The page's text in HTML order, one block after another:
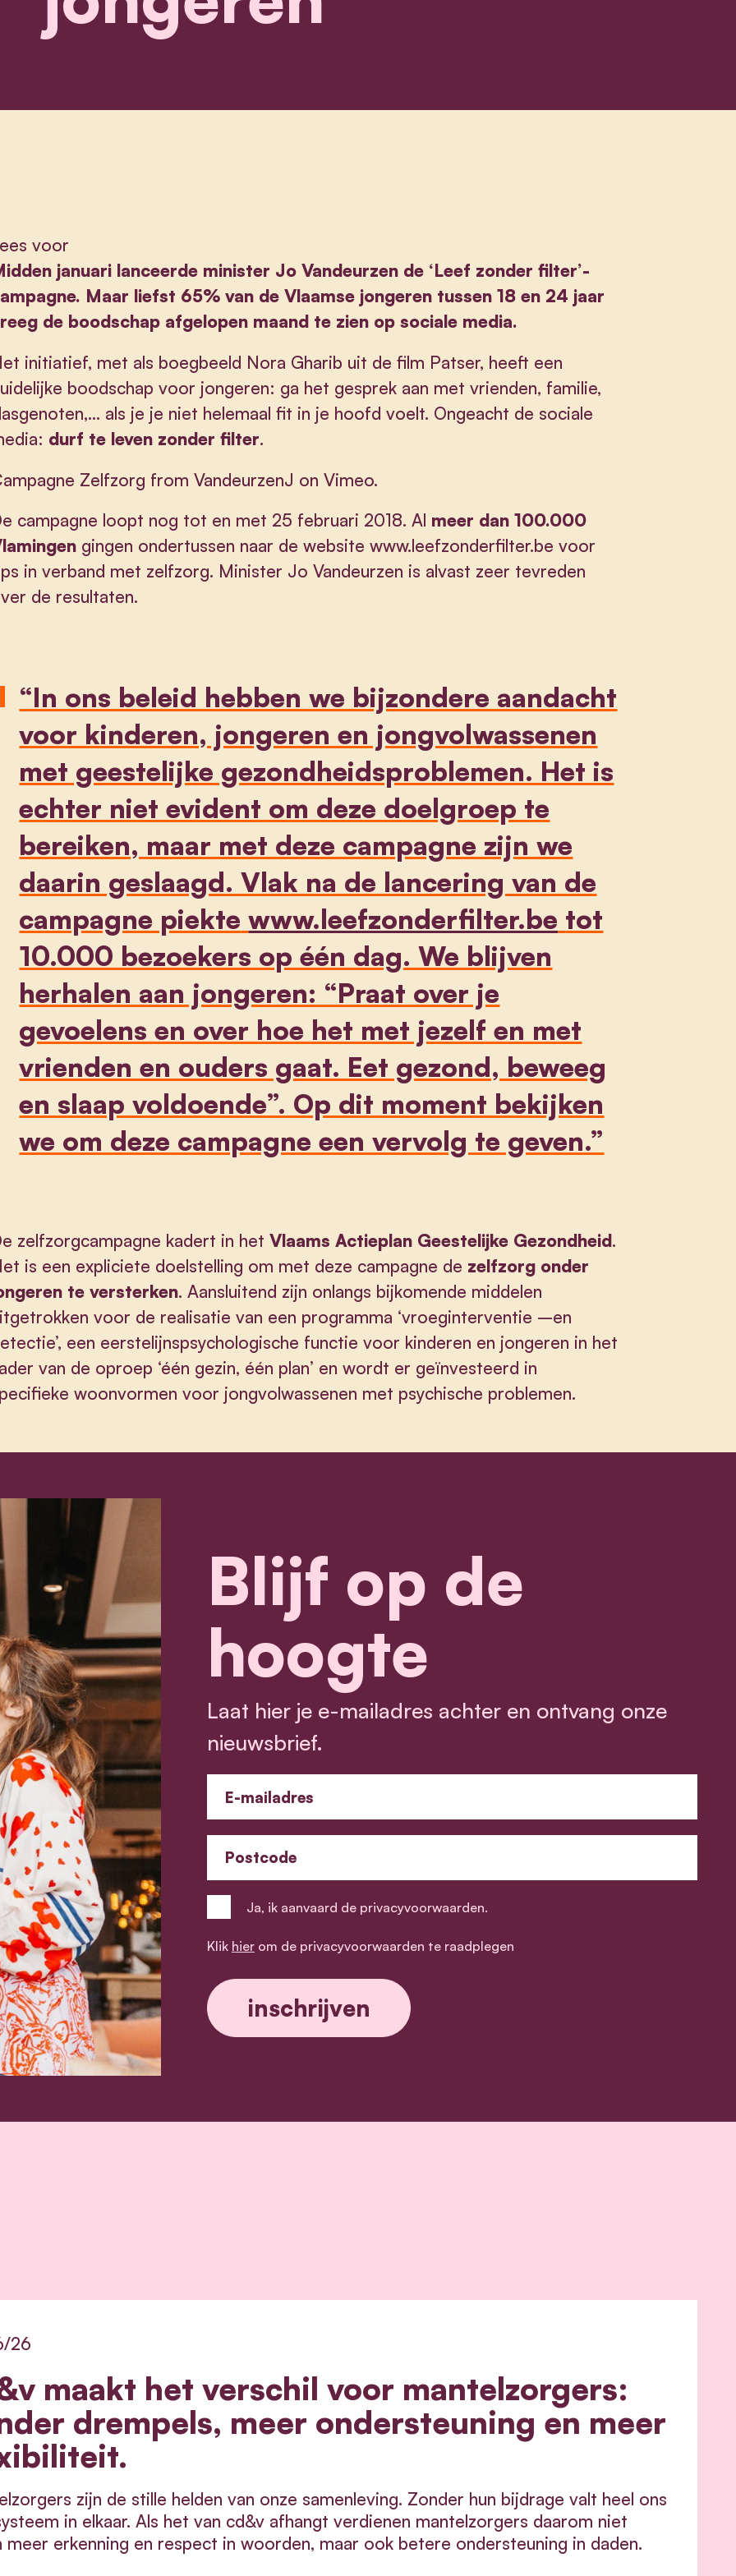
voor
januari lanceerde minister Jo Vandeurzen de ‘Leef zonder filter’-
Maar liefst 65% van de Vlaamse jongeren tussen 18 en 24 jaar
de boodschap afgelopen maand te zien op sociale media.
initiatief, met als boegbeeld Nora Gharib uit de film Patser, heeft een
boodschap voor jongeren: ga het gesprek aan met vrienden, familie,
als je je niet helemaal fit in je hoofd voelt. Ongeacht de sociale
durf te leven zonder filter.
Zelfzorg from VandeurzenJ on Vimeo.
campagne loopt nog tot en met 25 februari 2018. Al meer dan 100.000
gingen ondertussen naar de website www.leefzonderfilter.be voor
in verband met zelfzorg. Minister Jo Vandeurzen is alvast zeer tevreden
de resultaten.
“In ons beleid hebben we bijzondere aandacht
voor kinderen, jongeren en jongvolwassenen
met geestelijke gezondheidsproblemen. Het is
echter niet evident om deze doelgroep te
bereiken, maar met deze campagne zijn we
daarin geslaagd. Vlak na de lancering van de
campagne piekte www.leefzonderfilter.be tot
10.000 bezoekers op één dag. We blijven
herhalen aan jongeren: “Praat over je
gevoelens en over hoe het met jezelf en met
vrienden en ouders gaat. Eet gezond, beweeg
en slaap voldoende”. Op dit moment bekijken
we om deze campagne een vervolg te geven.”
zelfzorgcampagne kadert in het Vlaams Actieplan Geestelijke Gezondheid.
is een expliciete doelstelling om met deze campagne de zelfzorg onder
te versterken. Aansluitend zijn onlangs bijkomende middelen
voor de realisatie van een programma ‘vroeginterventie –en
een eerstelijnspsychologische functie voor kinderen en jongeren in het
van de oproep ‘één gezin, één plan’ en wordt er geïnvesteerd in
woonvormen voor jongvolwassenen met psychische problemen.
Blijf op de
hoogte
Laat hier je e-mailadres achter en ontvang onze
nieuwsbrief.
E-mailadres
Postcode
Ja, ik aanvaard de privacyvoorwaarden.
Klik hierom de privacyvoorwaarden te raadplegen
maakt het verschil voor mantelzorgers:
drempels, meer ondersteuning en meer
26
zijn de stille helden van onze samenleving. Zonder hun bijdrage valt heel ons
in elkaar. Als het van cd&v afhangt verdienen mantelzorgers daarom niet
meer erkenning en respect in woorden, maar ook betere ondersteuning in daden.